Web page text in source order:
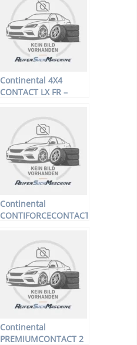
Continental 4X4
CONTACT LX FR –
225/75 R16 104H –
Sommerreifen
Continental
CONTIFORCECONTACT
– 245/35 R19 0Z –
Sommerreifen
Continental
PREMIUMCONTACT 2